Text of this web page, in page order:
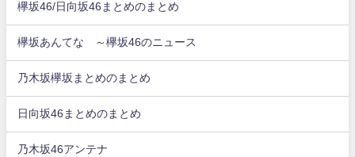
欅坂46/日向坂46まとめのまとめ
欅坂あんてな ～欅坂46のニュース
乃木坂欅坂まとめのまとめ
日向坂46まとめのまとめ
乃木坂46アンテナ